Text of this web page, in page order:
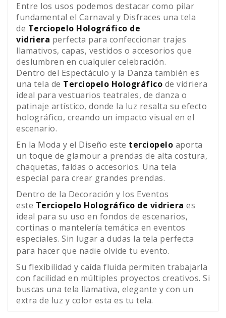
Entre los usos podemos destacar como pilar
fundamental el Carnaval y Disfraces una tela
de Terciopelo Holográfico de
vidriera perfecta para confeccionar trajes
llamativos, capas, vestidos o accesorios que
deslumbren en cualquier celebración.
Dentro del Espectáculo y la Danza también es
una tela de Terciopelo Holográfico de vidriera
ideal para vestuarios teatrales, de danza o
patinaje artístico, donde la luz resalta su efecto
holográfico, creando un impacto visual en el
escenario.
En la Moda y el Diseño este terciopelo aporta
un toque de glamour a prendas de alta costura,
chaquetas, faldas o accesorios. Una tela
especial para crear grandes prendas.
Dentro de la Decoración y los Eventos
este Terciopelo Holográfico de vidriera es
ideal para su uso en fondos de escenarios,
cortinas o mantelería temática en eventos
especiales. Sin lugar a dudas la tela perfecta
para hacer que nadie olvide tu evento.
Su flexibilidad y caída fluida permiten trabajarla
con facilidad en múltiples proyectos creativos. Si
buscas una tela llamativa, elegante y con un
extra de luz y color esta es tu tela.